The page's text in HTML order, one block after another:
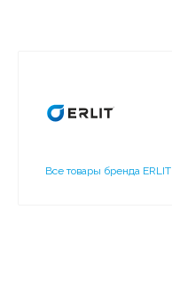
Все товары бренда ERLIT